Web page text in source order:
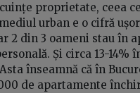
proprietate, ceea
urban e o cifră
2 din 3 oameni stau în
Și circa 13-14%
înseamnă că în
de apartamente